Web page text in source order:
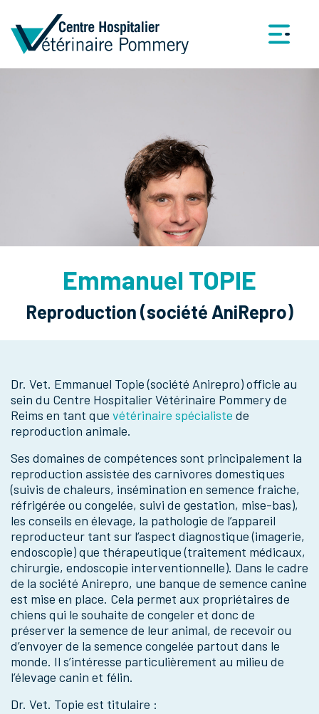
Emmanuel TOPIE
Reproduction (société AniRepro)
Dr. Vet. Emmanuel Topie (société Anirepro) officie au
sein du Centre Hospitalier Vétérinaire Pommery de
Reims en tant que vétérinaire spécialiste de
reproduction animale.
Ses domaines de compétences sont principalement la
reproduction assistée des carnivores domestiques
(suivis de chaleurs, insémination en semence fraiche,
réfrigérée ou congelée, suivi de gestation, mise-bas),
les conseils en élevage, la pathologie de l’appareil
reproducteur tant sur l’aspect diagnostique (imagerie,
endoscopie) que thérapeutique (traitement médicaux,
chirurgie, endoscopie interventionnelle). Dans le cadre
de la société Anirepro, une banque de semence canine
est mise en place. Cela permet aux propriétaires de
chiens qui le souhaite de congeler et donc de
préserver la semence de leur animal, de recevoir ou
d’envoyer de la semence congelée partout dans le
monde. Il s’intéresse particulièrement au milieu de
l’élevage canin et félin.
Dr. Vet. Topie est titulaire :